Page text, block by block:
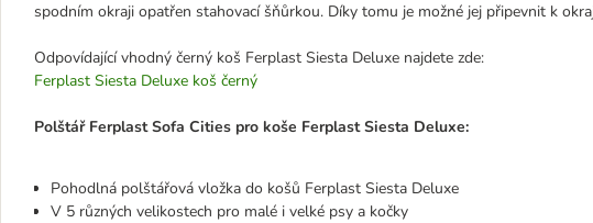
spodním okraji opatřen stahovací šňůrkou. Díky tomu je možné jej připevnit k
Odpovídající vhodný černý koš Ferplast Siesta Deluxe najdete zde:
Ferplast Siesta Deluxe koš černý
Polštář Ferplast Sofa Cities pro koše Ferplast Siesta Deluxe:
Pohodlná polštářová vložka do košů Ferplast Siesta Deluxe
V 5 různých velikostech pro malé i velké psy a kočky